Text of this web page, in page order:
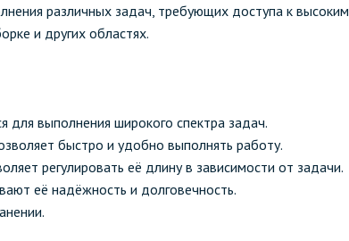
различных задач, требующих доступа к высоким
и других областях.
для выполнения широкого спектра задач.
быстро и удобно выполнять работу.
регулировать её длину в зависимости от задачи.
её надёжность и долговечность.